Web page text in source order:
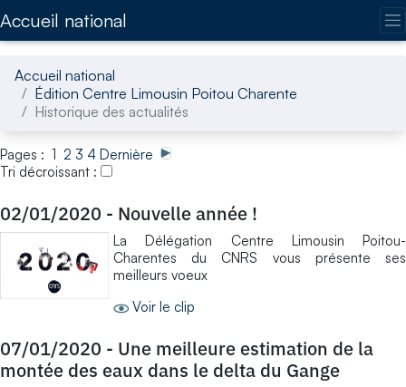
Accueil national
Accueil national
Édition Centre Limousin Poitou Charente
Historique des actualités
Pages : 1 2 3 4 Dernière
Tri décroissant :
02/01/2020 - Nouvelle année !
La Délégation Centre Limousin Poitou-
Charentes du CNRS vous présente ses
meilleurs voeux
Voir le clip
07/01/2020 - Une meilleure estimation de la
montée des eaux dans le delta du Gange